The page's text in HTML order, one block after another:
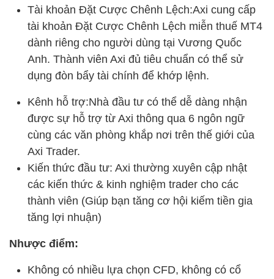
Tài khoản Đặt Cược Chênh Lệch:Axi cung cấp
tài khoản Đặt Cược Chênh Lệch miễn thuế MT4
dành riêng cho người dùng tại Vương Quốc
Anh. Thành viên Axi đủ tiêu chuẩn có thể sử
dụng đòn bẩy tài chính để khớp lệnh.
Kênh hỗ trợ:Nhà đầu tư có thể dễ dàng nhận
được sự hỗ trợ từ Axi thông qua 6 ngôn ngữ
cùng các văn phòng khắp nơi trên thế giới của
Axi Trader.
Kiến thức đầu tư: Axi thường xuyên cập nhật
các kiến thức & kinh nghiệm trader cho các
thành viên (Giúp bạn tăng cơ hội kiếm tiền gia
tăng lợi nhuận)
Nhược điểm:
Không có nhiều lựa chọn CFD, không có cổ